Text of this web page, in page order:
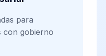
para
con gobierno